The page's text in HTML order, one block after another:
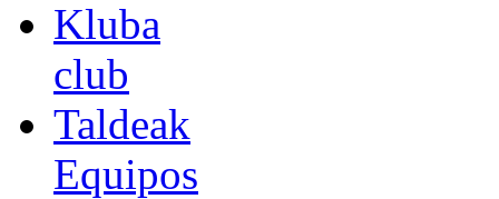
Kluba
club
Taldeak
Equipos